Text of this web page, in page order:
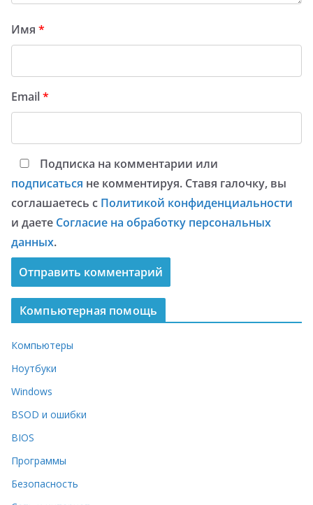
Имя *
Email*
Подписка на комментарии или
подписаться не комментируя. Ставя галочку, вы
соглашаетесь с Политикой конфиденциальности
и даете Согласие на обработку персональных
данных.
Компьютерная помощь
Компьютеры
Ноутбуки
Windows
BSOD и ошибки
BIOS
Программы
Безопасность